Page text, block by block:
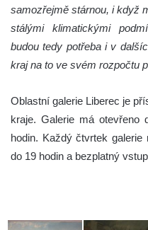
samozřejmě stárnou, i když
stálými klimatickými
budou tedy potřeba i v
kraj na to ve svém rozpočtu
Oblastní galerie Liberec je
kraje. Galerie má otevřeno
hodin. Každý čtvrtek
do 19 hodin a bezplatný